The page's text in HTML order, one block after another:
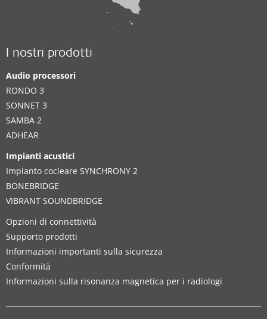
I nostri prodotti
Audio processori
RONDO 3
SONNET 3
SAMBA 2
ADHEAR
Impianti acustici
Impianto cocleare SYNCHRONY 2
BONEBRIDGE
VIBRANT SOUNDBRIDGE
Opzioni di connettività
Supporto prodotti
Informazioni importanti sulla sicurezza
Conformità
Informazioni sulla risonanza magnetica per i radiologi